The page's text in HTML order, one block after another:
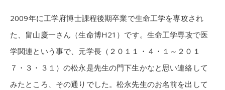
2009年に工学府博士課程後期卒業で生命工学を専攻され
た、畠山慶一さん（生命博H21）です。生命工学専攻で医
学関連という事で、元学長（２０１１・４・１～２０１
７・３・３１）の松永是先生の門下生かなと思い連絡して
みたところ、その通りでした。松永先生のお名前を出して